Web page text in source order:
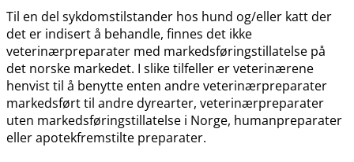
Til en del sykdomstilstander hos hund og​/​eller katt der
det er indisert å behandle, finnes det ikke
veterinærpreparater med markedsføringstillatelse på
det norske markedet. I slike tilfeller er veterinærene
henvist til å benytte enten andre veterinærpreparater
markedsført til andre dyrearter, veterinærpreparater
uten markedsføringstillatelse i Norge, humanpreparater
eller apotekfremstilte preparater.